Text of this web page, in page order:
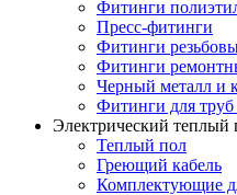
Фитинги
Пресс-фитинги
Фитинги
Фитинги
Черный металл и
Фитинги для
Электрический теплый
Теплый пол
Греющий кабель
Комплектующие